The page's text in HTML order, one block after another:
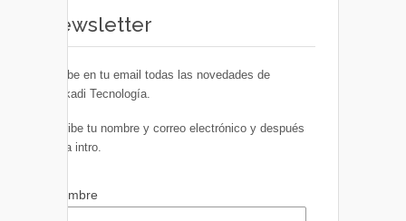
Newsletter
Recibe en tu email todas las novedades de
Euskadi Tecnología.
Escribe tu nombre y correo electrónico y después
pulsa intro.
Nombre